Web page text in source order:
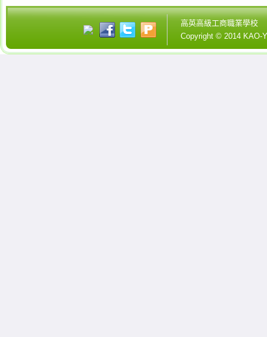
高英高級工商職業學校
Copyright © 2014